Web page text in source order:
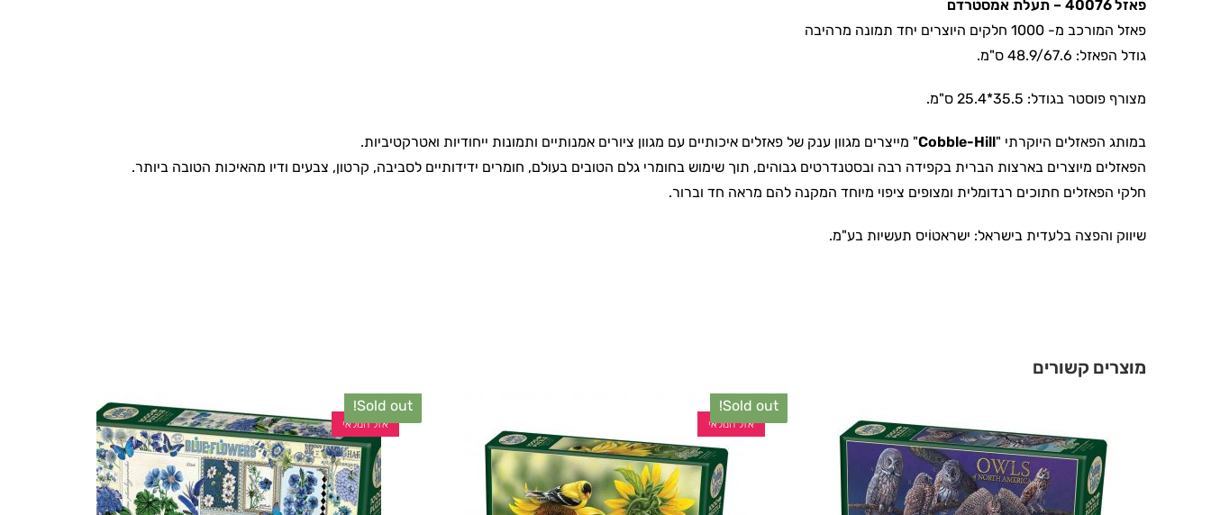
פאזל 40076
– תעלת אמסטרדם
פאזל המורכב מ- 1000 חלקים היוצרים יחד תמונה מרהיבה
גודל הפאזל: 48.9/67.6 ס"מ.
מצורף פוסטר בגודל: 35.5*25.4 ס"מ.
במותג הפאזלים היוקרתי "Cobble-Hill" מייצרים מגוון ענק של פאזלים איכותיים עם מגוון ציורים אמנותיים ותמונות ייחודיות ואטרקטיביות.
הפאזלים מיוצרים בארצות הברית בקפידה רבה ובסטנדרטים גבוהים, תוך שימוש בחומרי גלם הטובים בעולם, חומרים ידידותיים לסביבה, קרטון, צבעים ודיו מהאיכות הטובה ביותר.
חלקי הפאזלים חתוכים רנדומלית ומצופים ציפוי מיוחד המקנה להם מראה חד וברור.
שיווק והפצה בלעדית בישראל: ישראטוֹיס תעשיות בע"מ.
מוצרים קשורים
Sold out!
אזל המלאי
Sold out!
אזל המלאי